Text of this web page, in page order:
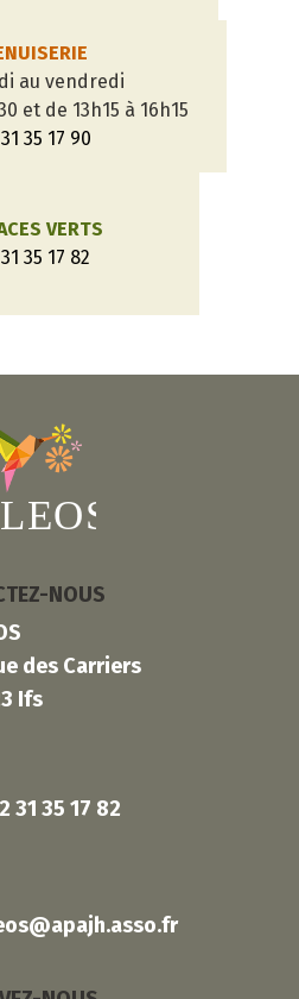
au vendredi
et de 13h15 à 16h15
35 17 90
VERTS
35 17 82
NOUS
des Carriers
Ifs
31 35 17 82